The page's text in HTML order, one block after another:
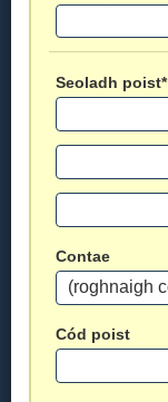
Seoladh poist*
Contae
Cód poist